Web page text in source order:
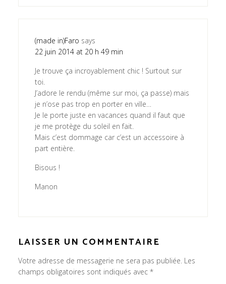
(made in)Faro says
22 juin 2014 at 20 h 49 min
Je trouve ça incroyablement chic ! Surtout sur
toi.
J’adore le rendu (même sur moi, ça passe) mais
je n’ose pas trop en porter en ville…
Je le porte juste en vacances quand il faut que
je me protège du soleil en fait.
Mais c’est dommage car c’est un accessoire à
part entière.
Bisous !
Manon
LAISSER UN COMMENTAIRE
Votre adresse de messagerie ne sera pas publiée.Les
champs obligatoires sont indiqués avec *